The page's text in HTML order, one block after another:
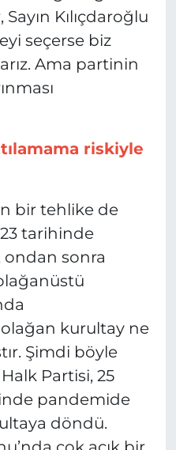
Kılıçdaroğlu
seçerse biz
Ama partinin
riskiyle
bir tehlike de
tarihinde
ondan sonra
kurultay ne
Şimdi böyle
Partisi, 25
pandemide
döndü.